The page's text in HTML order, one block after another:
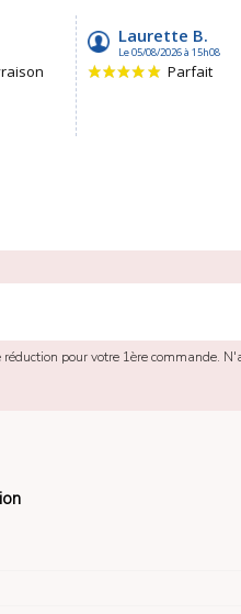
pour votre 1ère commande.